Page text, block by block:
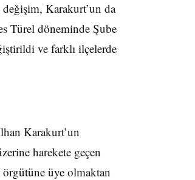
Karakurt’un da
Türel döneminde Şube
ve farklı ilçelerde
Karakurt’un
harekete geçen
üye olmaktan